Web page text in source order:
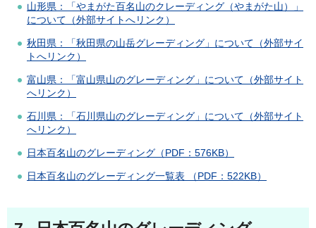
山形県：「やまがた百名山のクレーディング（やまがた山）」
について（外部サイトへリンク）
秋田県：「秋田県の山岳グレーディング」について（外部サイ
トへリンク）
富山県：「富山県山のグレーディング」について（外部サイト
へリンク）
石川県：「石川県山のグレーディング」について（外部サイト
へリンク）
日本百名山のグレーディング（PDF：576KB）
日本百名山のグレーディング一覧表 （PDF：522KB）